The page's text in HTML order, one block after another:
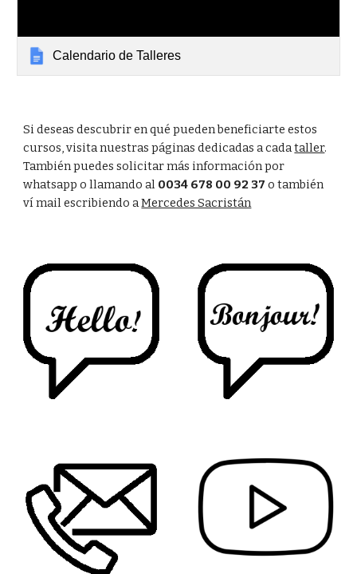
Calendario de Talleres
Si deseas descubrir en qué pueden beneficiarte estos
cursos, visita nuestras páginas dedicadas a cada taller.
También puedes solicitar más información por
whatsapp o llamando al 0034 678 00 92 37 o también
ví mail escribiendo a Mercedes Sacristán